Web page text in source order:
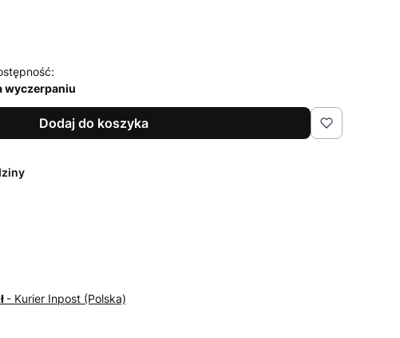
wyczerpaniu
Dodaj do koszyka
- Kurier Inpost (Polska)